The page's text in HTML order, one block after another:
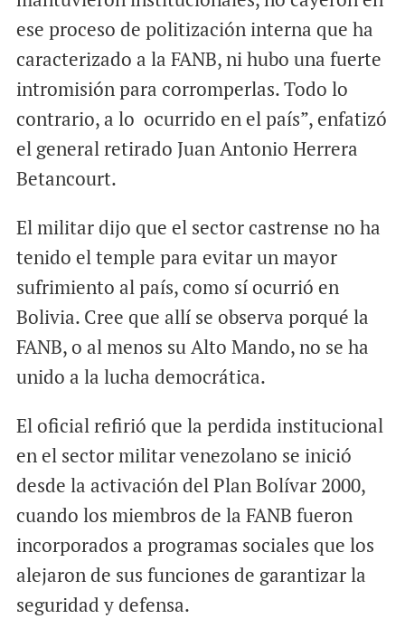
ese proceso de politización interna que ha
caracterizado a la FANB, ni hubo una fuerte
intromisión para corromperlas. Todo lo
contrario, a lo ocurrido en el país”, enfatizó
el general retirado Juan Antonio Herrera
Betancourt.
El militar dijo que el sector castrense no ha
tenido el temple para evitar un mayor
sufrimiento al país, como sí ocurrió en
Bolivia. Cree que allí se observa porqué la
FANB, o al menos su Alto Mando, no se ha
unido a la lucha democrática.
El oficial refirió que la perdida institucional
en el sector militar venezolano se inició
desde la activación del Plan Bolívar 2000,
cuando los miembros de la FANB fueron
incorporados a programas sociales que los
alejaron de sus funciones de garantizar la
seguridad y defensa.